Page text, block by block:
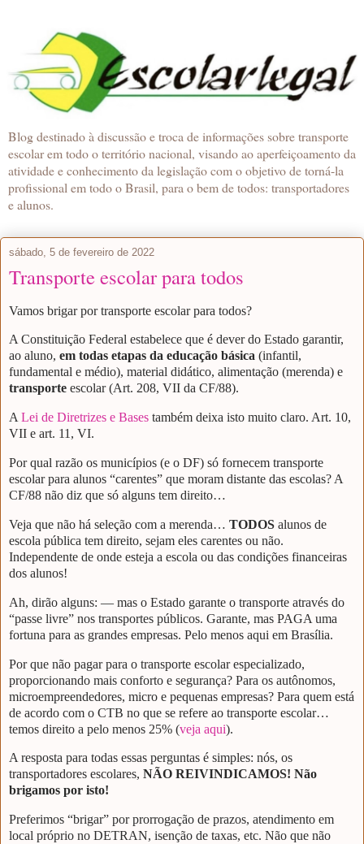
Blog destinado à discussão e troca de informações sobre transporte
escolar em todo o território nacional, visando ao aperfeiçoamento da
atividade e conhecimento da legislação com o objetivo de torná-la
profissional em todo o Brasil, para o bem de todos: transportadores
e alunos.
sábado, 5 de fevereiro de 2022
Transporte escolar para todos
Vamos brigar por transporte escolar para todos?
A Constituição Federal estabelece que é dever do Estado garantir,
ao aluno, em todas etapas da educação básica (infantil,
fundamental e médio), material didático, alimentação (merenda) e
transporte escolar (Art. 208, VII da CF/88).
A Lei de Diretrizes e Bases também deixa isto muito claro. Art. 10,
VII e art. 11, VI.
Por qual razão os municípios (e o DF) só fornecem transporte
escolar para alunos “carentes” que moram distante das escolas? A
CF/88 não diz que só alguns tem direito…
Veja que não há seleção com a merenda… TODOS alunos de
escola pública tem direito, sejam eles carentes ou não.
Independente de onde esteja a escola ou das condições financeiras
dos alunos!
Ah, dirão alguns: — mas o Estado garante o transporte através do
“passe livre” nos transportes públicos. Garante, mas PAGA uma
fortuna para as grandes empresas. Pelo menos aqui em Brasília.
Por que não pagar para o transporte escolar especializado,
proporcionando mais conforto e segurança? Para os autônomos,
microempreendedores, micro e pequenas empresas? Para quem está
de acordo com o CTB no que se refere ao transporte escolar…
temos direito a pelo menos 25% (veja aqui).
A resposta para todas essas perguntas é simples: nós, os
transportadores escolares, NÃO REIVINDICAMOS! Não
brigamos por isto!
Preferimos “brigar” por prorrogação de prazos, atendimento em
local próprio no DETRAN, isenção de taxas, etc. Não que não